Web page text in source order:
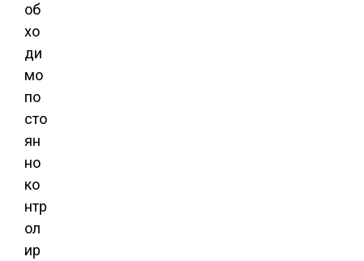
об
хо
ди
мо
по
сто
ян
но
ко
нтр
ол
ир